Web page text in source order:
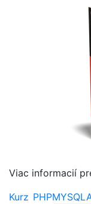
Viac informacií
Kurz